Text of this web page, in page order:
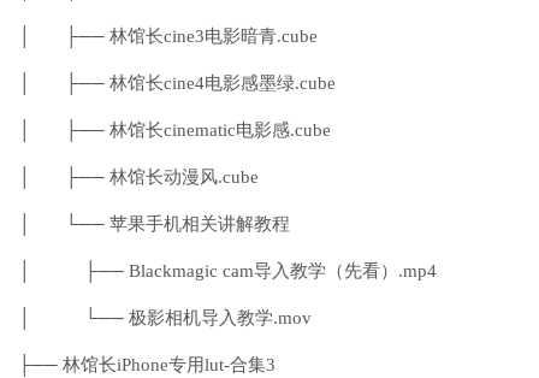
│ ├── 林馆长cine3电影暗青.cube
│ ├── 林馆长cine4电影感墨绿.cube
│ ├── 林馆长cinematic电影感.cube
│ ├── 林馆长动漫风.cube
│ └── 苹果手机相关讲解教程
│ ├── Blackmagic cam导入教学（先看）.mp4
│ └── 极影相机导入教学.mov
├── 林馆长iPhone专用lut-合集3